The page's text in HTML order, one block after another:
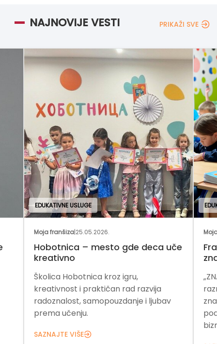
NAJNOVIJE VESTI PRIKAŽI SVE
EDUKATIVNE USLUGE
Moja franšiza 25.05.2026.
Hobotnica – mesto gde deca uče
kreativno
Školica Hobotnica kroz igru,
kreativnost i praktičan rad razvija
radoznalost, samopouzdanje i ljubav
prema učenju.
SAZNAJTE VIŠE